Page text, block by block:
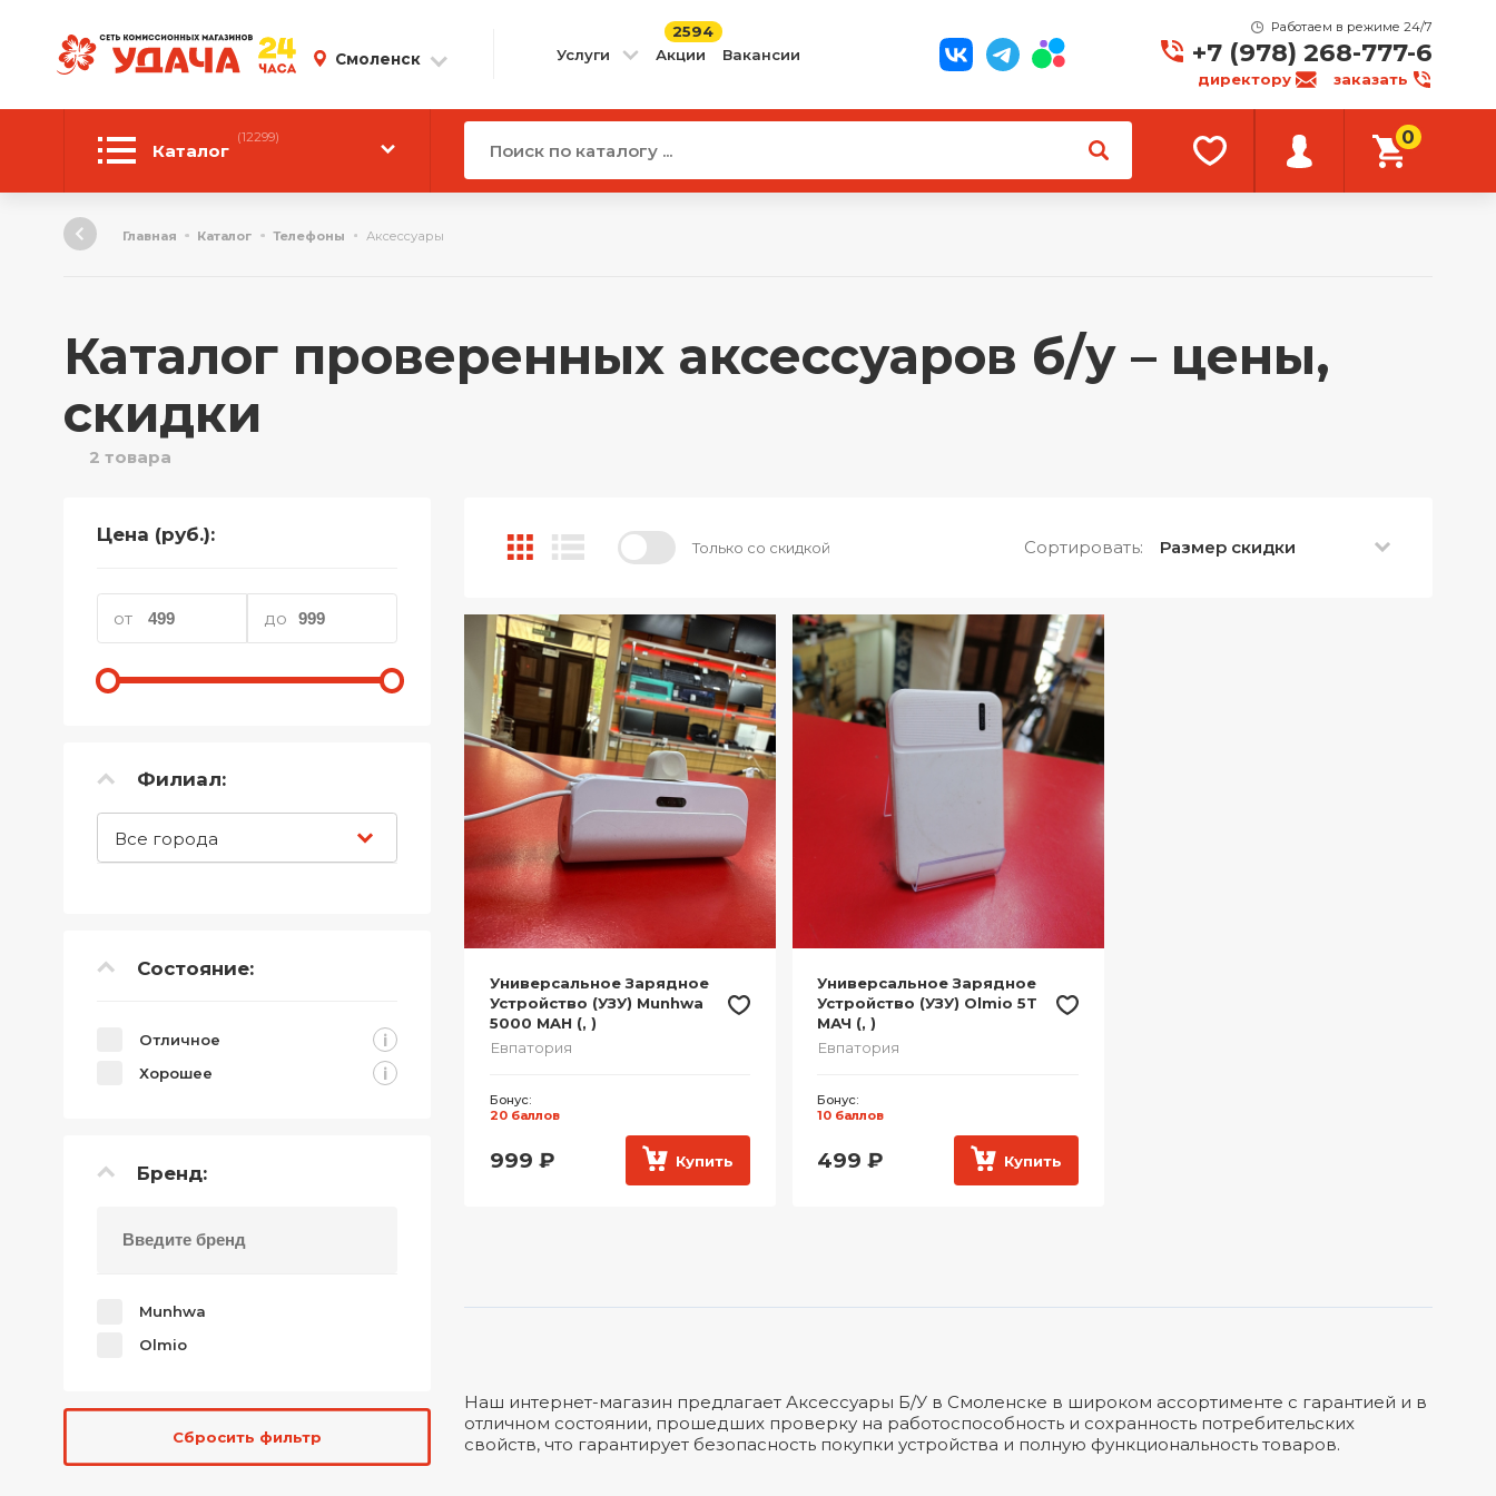
Смоленск Услуги Акции
2594
Вакансии
Работаем в режиме 24/7
+7 (978) 268-777-6
директору заказать
Каталог
(12299)
Автотовары
Компьютерная техника
Личные вещи
ТВ и Видео
0
Главная Каталог Телефоны Аксессуары
Каталог проверенных аксессуаров б/у – цены,
скидки
2 товара
Цена (руб.):
от до
Филиал:
Все города
Состояние:
Отличное i
Хорошее i
Бренд:
Munhwa
Olmio
Сбросить фильтр
Только со скидкой Сортировать: Размер скидки
Универсальное Зарядное
Устройство (УЗУ) Munhwa
5000 MAH (, )
Евпатория
Бонус:
20 баллов
999 ₽ Купить
Универсальное Зарядное
Устройство (УЗУ) Olmio 5Т
МАЧ (, )
Евпатория
Бонус:
10 баллов
499 ₽ Купить
Наш интернет-магазин предлагает Аксессуары Б/У в Смоленске в широком ассортименте с гарантией и в
отличном состоянии, прошедших проверку на работоспособность и сохранность потребительских
свойств, что гарантирует безопасность покупки устройства и полную функциональность товаров.